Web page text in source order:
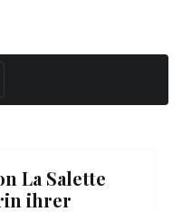
La Salette
ihrer